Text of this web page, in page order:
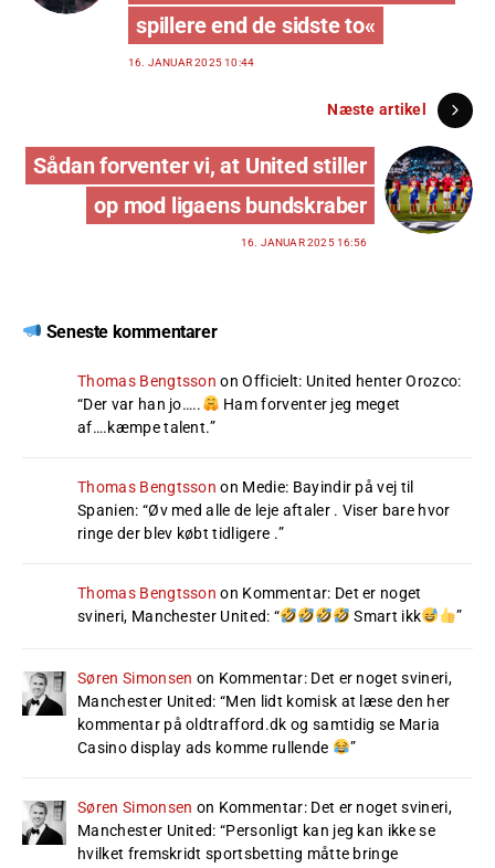
spillere end de sidste to«
16. JANUAR 2025 10:44
Næste artikel
Sådan forventer vi, at United stiller
op mod ligaens bundskraber
16. JANUAR 2025 16:56
Seneste kommentarer
Thomas Bengtsson onOfficielt: United henter Orozco:
“Der var han jo…..
Ham forventer jeg meget
af….kæmpe talent.”
Thomas Bengtsson on Medie: Bayindir på vej til
Spanien: “Øv med alle de leje aftaler . Viser bare hvor
ringe der blev købt tidligere .”
Thomas Bengtsson on Kommentar: Det er noget
svineri, Manchester United: “ Smart ikk ”
Søren Simonsen on Kommentar: Det er noget svineri,
Manchester United: “Men lidt komisk at læse den her
kommentar på oldtrafford.dk og samtidig se Maria
Casino display ads komme rullende
”
Søren Simonsen on Kommentar: Det er noget svineri,
Manchester United: “Personligt kan jeg kan ikke se
hvilket fremskridt sportsbetting måtte bringe